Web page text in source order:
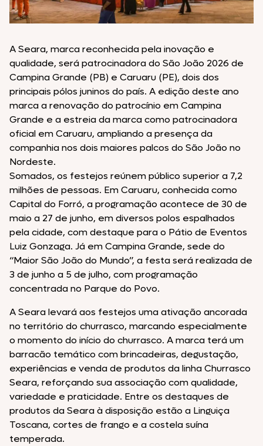
A Seara, marca reconhecida pela inovação e
qualidade, será patrocinadora do São João 2026 de
Campina Grande (PB) e Caruaru (PE), dois dos
principais pólos juninos do país. A edição deste ano
marca a renovação do patrocínio em Campina
Grande e a estreia da marca como patrocinadora
oficial em Caruaru, ampliando a presença da
companhia nos dois maiores palcos do São João no
Nordeste.
Somados, os festejos reúnem público superior a 7,2
milhões de pessoas. Em Caruaru, conhecida como
Capital do Forró, a programação acontece de 30 de
maio a 27 de junho, em diversos polos espalhados
pela cidade, com destaque para o Pátio de Eventos
Luiz Gonzaga. Já em Campina Grande, sede do
“Maior São João do Mundo”, a festa será realizada de
3 de junho a 5 de julho, com programação
concentrada no Parque do Povo.
A Seara levará aos festejos uma ativação ancorada
no território do churrasco, marcando especialmente
o momento do início do churrasco. A marca terá um
barracão temático com brincadeiras, degustação,
experiências e venda de produtos da linha Churrasco
Seara, reforçando sua associação com qualidade,
variedade e praticidade. Entre os destaques de
produtos da Seara à disposição estão a Linguiça
Toscana, cortes de frango e a costela suína
temperada.